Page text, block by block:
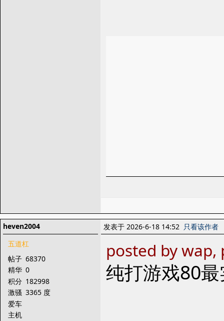
heven2004
五道杠
帖子 68370
精华 0
积分 182998
激骚 3365 度
爱车
主机
发表于 2026-6-18 14:52 只看该作者
posted by
纯打游戏80